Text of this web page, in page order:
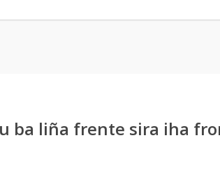
ba liña frente sira iha